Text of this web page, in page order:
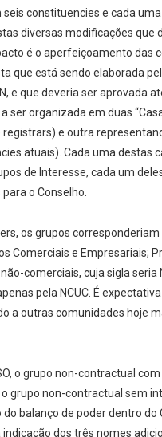
seis constituencies e cada
diversas modificações
é o aperfeiçoamento das
que está sendo elaborada
e que deveria ser aprovada
ser organizada em duas
e outra
atuais). Cada uma destas
de Interesse, cada um
o Conselho.
os grupos
Comerciais e Empresariais;
comerciais, cuja sigla
pela NCUC. É
a outras comunidades hoje
o grupo non-contractual
o grupo non-contractual sem
balanço de poder dentro do
dos três nomes